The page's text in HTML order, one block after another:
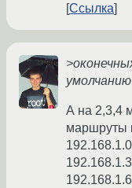
Ссылка
умолчанию
А на 2,3,4
маршруты